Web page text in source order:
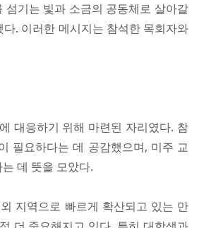
섬기는 빛과 소금의 공동체로 살아갈
. 이러한 메시지는 참석한 목회자와
대응하기 위해 마련된 자리였다. 참
필요하다는 데 공감했으며, 미주 교
데 뜻을 모았다.
지역으로 빠르게 확산되고 있는 만